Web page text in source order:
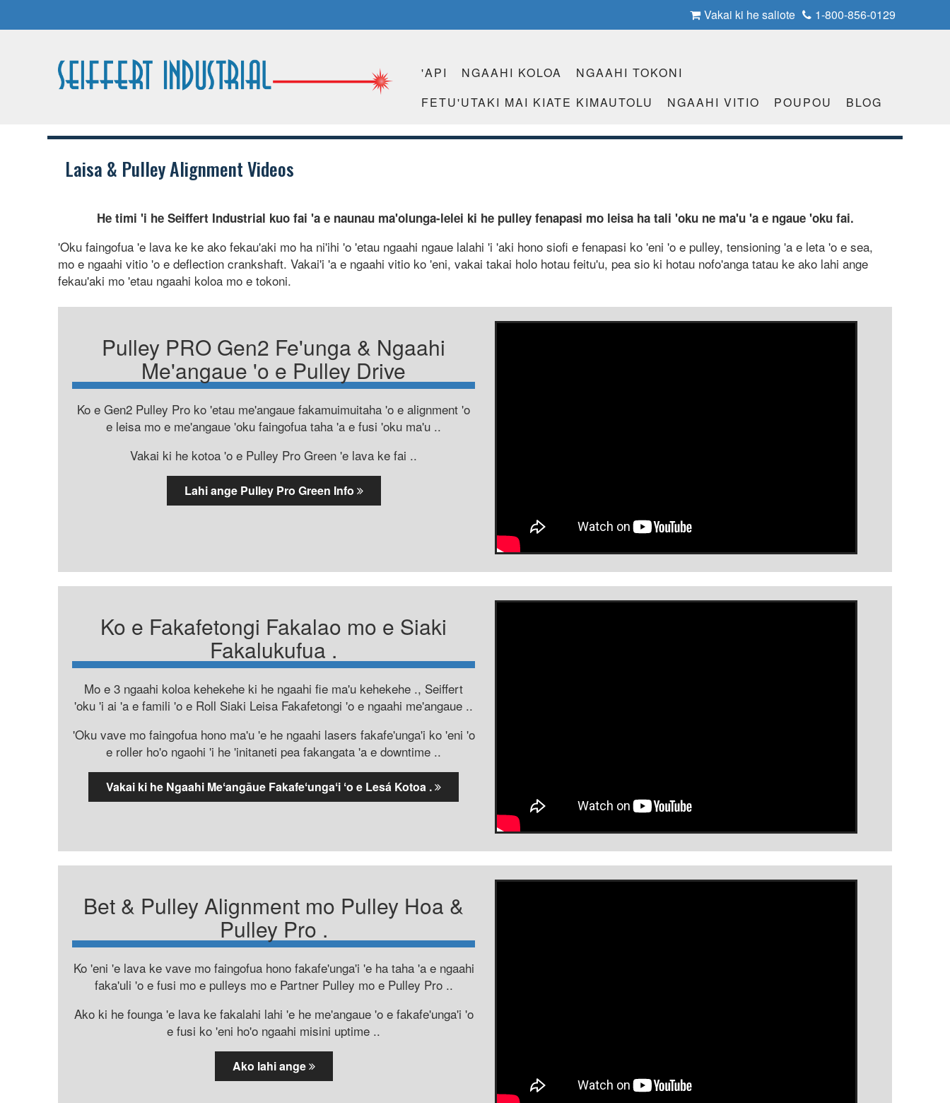
1-800-856-0129
Vakai ki he saliote
'API NGAAHI KOLOA
NGAAHI TOKONI
FETU'UTAKI MAI KIATE KIMAUTOLU
NGAAHI VITIO POUPOU BLOG
Laisa & Pulley Alignment Videos
He timi 'i he Seiffert Industrial kuo fai 'a e naunau ma'olunga-lelei ki he pulley fenapasi mo leisa ha tali 'oku ne ma'u 'a e ngaue 'oku fai.
'Oku faingofua 'e lava ke ke ako fekau'aki mo ha ni'ihi 'o 'etau ngaahi ngaue lalahi 'i 'aki hono siofi e fenapasi ko 'eni 'o e pulley, tensioning 'a e leta 'o e sea,
mo e ngaahi vitio 'o e deflection crankshaft. Vakai'i 'a e ngaahi vitio ko 'eni, vakai takai holo hotau feitu'u, pea sio ki hotau nofo'anga tatau ke ako lahi ange
fekau'aki mo 'etau ngaahi koloa mo e tokoni.
Pulley PRO Gen2 Fe'unga & Ngaahi
Me'angaue 'o e Pulley Drive
Ko e Gen2 Pulley Pro ko 'etau me'angaue fakamuimuitaha 'o e alignment 'o
e leisa mo e me'angaue 'oku faingofua taha 'a e fusi 'oku ma'u ..
Vakai ki he kotoa 'o e Pulley Pro Green 'e lava ke fai ..
Lahi ange Pulley Pro Green Info
Ko e Fakafetongi Fakalao mo e Siaki
Fakalukufua .
Mo e 3 ngaahi koloa kehekehe ki he ngaahi fie ma'u kehekehe ., Seiffert
'oku 'i ai 'a e famili 'o e Roll Siaki Leisa Fakafetongi 'o e ngaahi me'angaue ..
'Oku vave mo faingofua hono ma'u 'e he ngaahi lasers fakafe'unga'i ko 'eni 'o
e roller ho'o ngaohi 'i he 'initaneti pea fakangata 'a e downtime ..
Vakai ki he Ngaahi Meʻangāue Fakafeʻungaʻi ʻo e Lesá Kotoa .
Bet & Pulley Alignment mo Pulley Hoa &
Pulley Pro .
Ko 'eni 'e lava ke vave mo faingofua hono fakafe'unga'i 'e ha taha 'a e ngaahi
faka'uli 'o e fusi mo e pulleys mo e Partner Pulley mo e Pulley Pro ..
Ako ki he founga 'e lava ke fakalahi lahi 'e he me'angaue 'o e fakafe'unga'i 'o
e fusi ko 'eni ho'o ngaahi misini uptime ..
Ako lahi ange